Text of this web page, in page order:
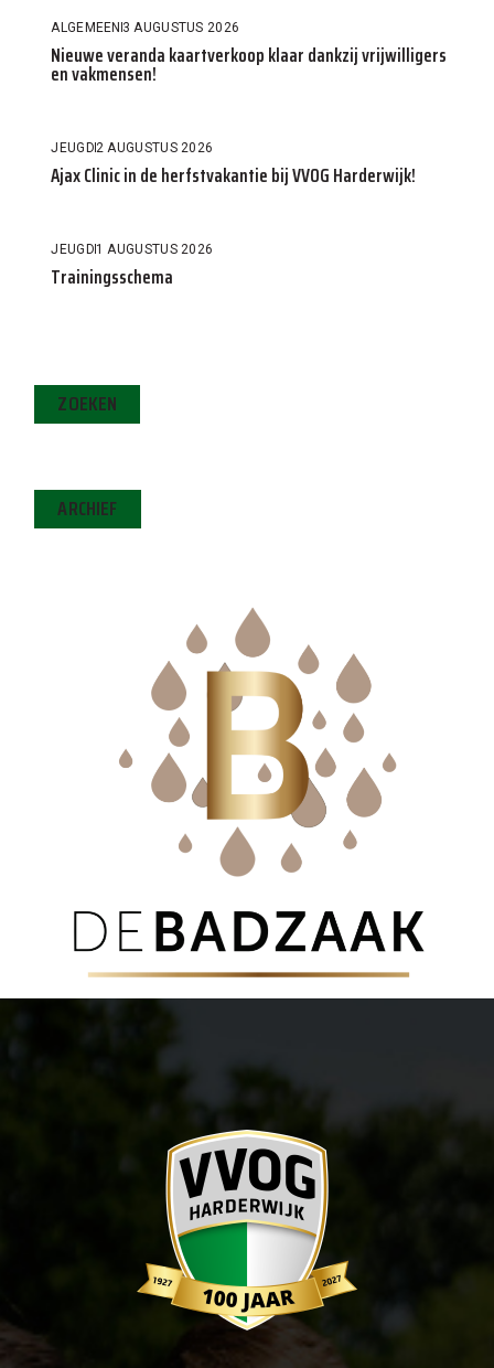
ALGEMEEN 3 AUGUSTUS 2026
Nieuwe veranda kaartverkoop klaar dankzij vrijwilligers
en vakmensen!
JEUGD2 AUGUSTUS 2026
Ajax Clinic in de herfstvakantie bij VVOG Harderwijk!
JEUGD 1 AUGUSTUS 2026
Trainingsschema
ZOEKEN
ARCHIEF